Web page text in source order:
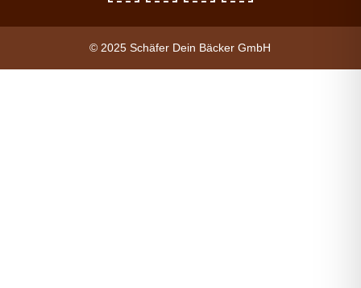
© 2025 Schäfer Dein Bäcker GmbH